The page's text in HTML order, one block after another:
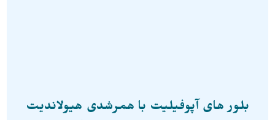
بلور های آپوفیلیت با همرشدی هیولاندیت